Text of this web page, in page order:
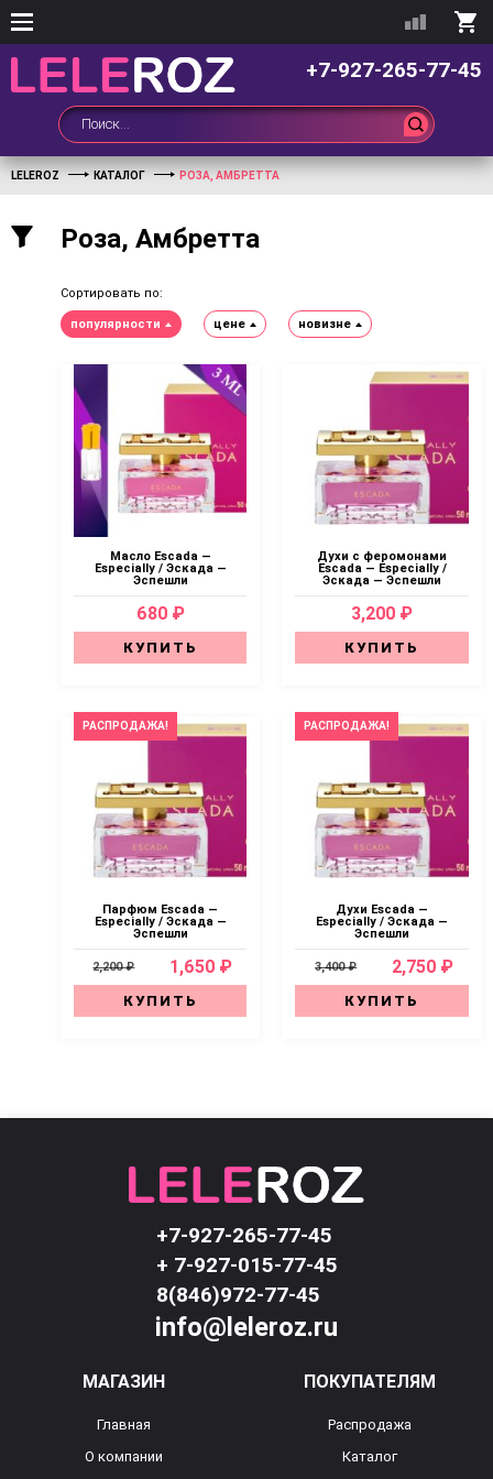
+7-927-265-77-45
LELEROZ КАТАЛОГ РОЗА, АМБРЕТТА
Роза, Амбретта
Сортировать по:
популярности цене новизне
Масло Escada —
Especially / Эскада —
Эспешли
680 ₽
КУПИТЬ
Духи с феромонами
Escada — Especially /
Эскада — Эспешли
3,200 ₽
КУПИТЬ
РАСПРОДАЖА!
Парфюм Escada —
Especially / Эскада —
Эспешли
2,200 ₽ 1,650 ₽
КУПИТЬ
РАСПРОДАЖА!
Духи Escada —
Especially / Эскада —
Эспешли
3,400 ₽ 2,750 ₽
КУПИТЬ
+7-927-265-77-45
+ 7-927-015-77-45
8(846)972-77-45
info@leleroz.ru
МАГАЗИН
Главная
О компании
ПОКУПАТЕЛЯМ
Распродажа
Каталог